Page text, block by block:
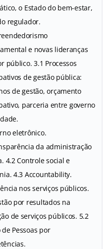
o Estado do bem-estar,
regulador.
e novas lideranças
público. 3.1 Processos
de gestão pública:
de gestão, orçamento
parceria entre governo
eletrônico.
da administração
4.2 Controle social e
4.3 Accountability.
nos serviços públicos.
por resultados na
de serviços públicos. 5.2
de Pessoas por